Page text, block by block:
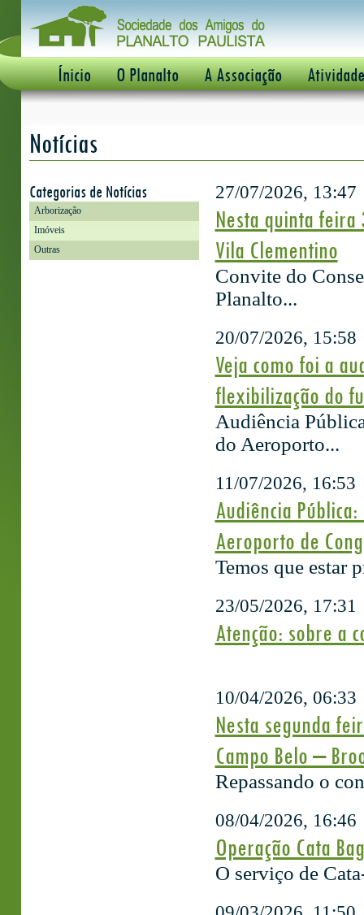
Ínicio O Planalto A Associação
Notícias
Categorias de Notícias
Arborização
Imóveis
Outras
27/07/2026, 13:47
Nesta quinta feira
Vila Clementino
Convite do
Planalto...
20/07/2026, 15:58
Veja como foi a
flexibilização do
Audiência
do Aeroporto...
11/07/2026, 16:53
Audiência
Aeroporto de
Temos que estar
23/05/2026, 17:31
Atenção: sobre a
10/04/2026, 06:33
Nesta segunda
Campo Belo –
Repassando o
08/04/2026, 16:46
Operação Cata
O serviço de